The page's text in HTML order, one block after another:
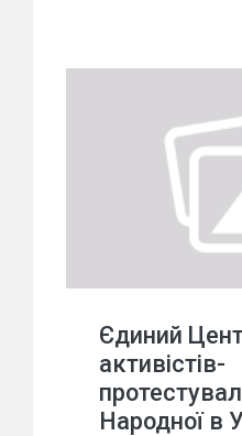
Єдиний
активістів-
Народної в